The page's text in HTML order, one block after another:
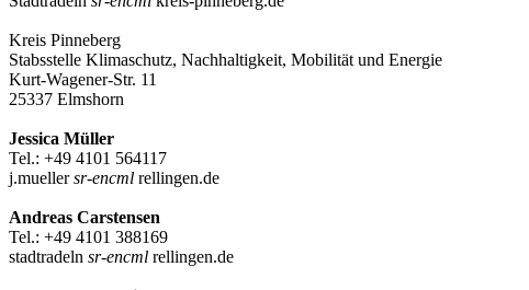
Kreis Pinneberg
Stabsstelle Klimaschutz, Nachhaltigkeit, Mobilität und Energie
Kurt-Wagener-Str. 11
25337 Elmshorn
Jessica Müller
Tel.: +49 4101 564117
j.muellersr-encml rellingen.de
Andreas Carstensen
Tel.: +49 4101 388169
stadtradeln sr-encml rellingen.de